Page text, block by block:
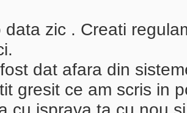
data zic . Creati
dat afara din
gresit ce am scris in